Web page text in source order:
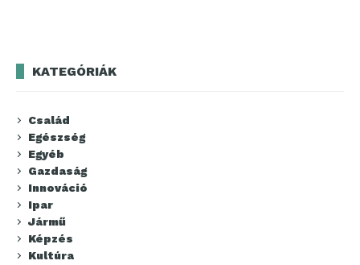
KATEGÓRIÁK
Család
Egészség
Egyéb
Gazdaság
Innováció
Ipar
Jármű
Képzés
Kultúra